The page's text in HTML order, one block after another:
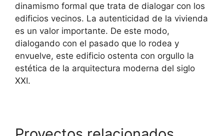
dinamismo formal que trata de dialogar con los
edificios vecinos. La autenticidad de la vivienda
es un valor importante. De este modo,
dialogando con el pasado que lo rodea y
envuelve, este edificio ostenta con orgullo la
estética de la arquitectura moderna del siglo
XXI.